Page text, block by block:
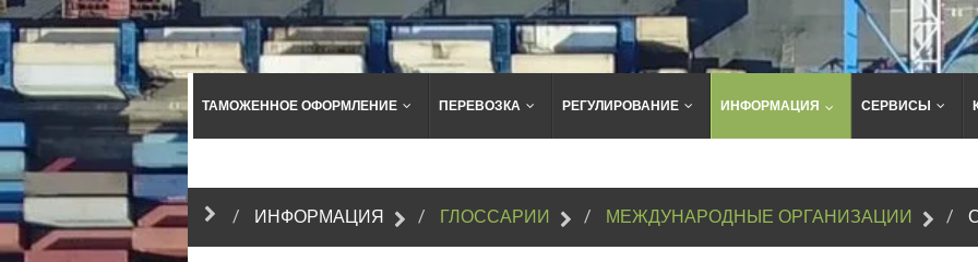
ТАМОЖЕННОЕ ОФОРМЛЕНИЕ ПЕРЕВОЗКА РЕГУЛИРОВАНИЕ ИНФОРМАЦИЯ СЕРВИСЫ
сайту
ИНФОРМАЦИЯ ГЛОССАРИИ МЕЖДУНАРОДНЫЕ ОРГАНИЗАЦИИ